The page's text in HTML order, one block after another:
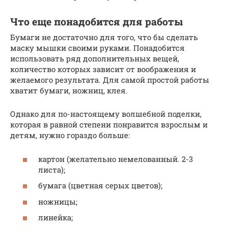
Что еще понадобится для работы
Бумаги не достаточно для того, что бы сделать
маску мышки своими руками. Понадобится
использовать ряд дополнительных вещей,
количество которых зависит от воображения и
желаемого результата. Для самой простой работы
хватит бумаги, ножниц, клея.
Однако для по-настоящему волшебной поделки,
которая в равной степени понравится взрослым и
детям, нужно гораздо больше:
картон (желательно немелованный. 2-3
листа);
бумага (цветная серых цветов);
ножницы;
линейка;